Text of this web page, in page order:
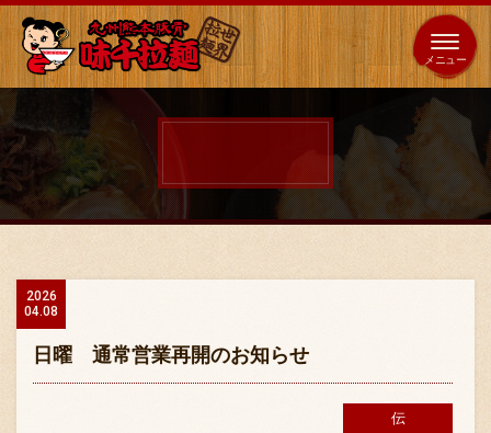
全国
展開 海外 653 店 64 店
2026
04.08
日曜 通常営業再開のお知らせ
伝